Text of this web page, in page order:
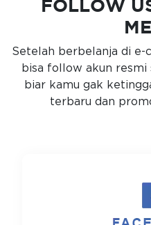
FOLLOW
Setelah berbelanja di e-
bisa follow akun resmi
biar kamu gak
terbaru dan